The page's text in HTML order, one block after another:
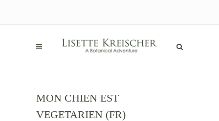
MON CHIEN EST
VEGETARIEN (FR)